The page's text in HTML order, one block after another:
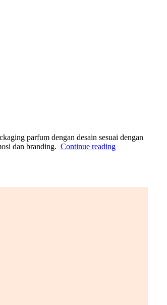
parfum dengan desain sesuai dengan
dan branding. Continue reading